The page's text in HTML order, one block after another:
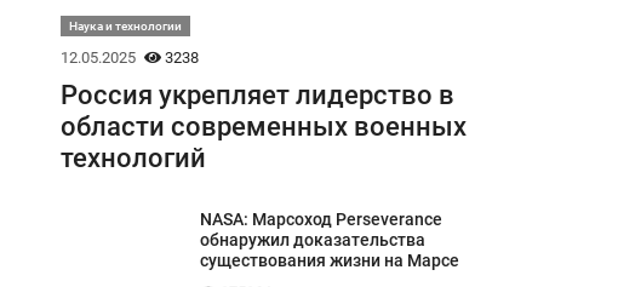
Наука и технологии
12.05.2025 3238
Россия укрепляет лидерство в
области современных военных
технологий
NASA: Марсоход Perseverance
обнаружил доказательства
существования жизни на Марсе